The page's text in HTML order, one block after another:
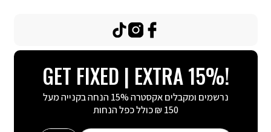
GET FIXED | EXTRA 15%!
נרשמים ומקבלים אקסטרה 15% הנחה בקנייה מעל
150 ₪ כולל כפל הנחות